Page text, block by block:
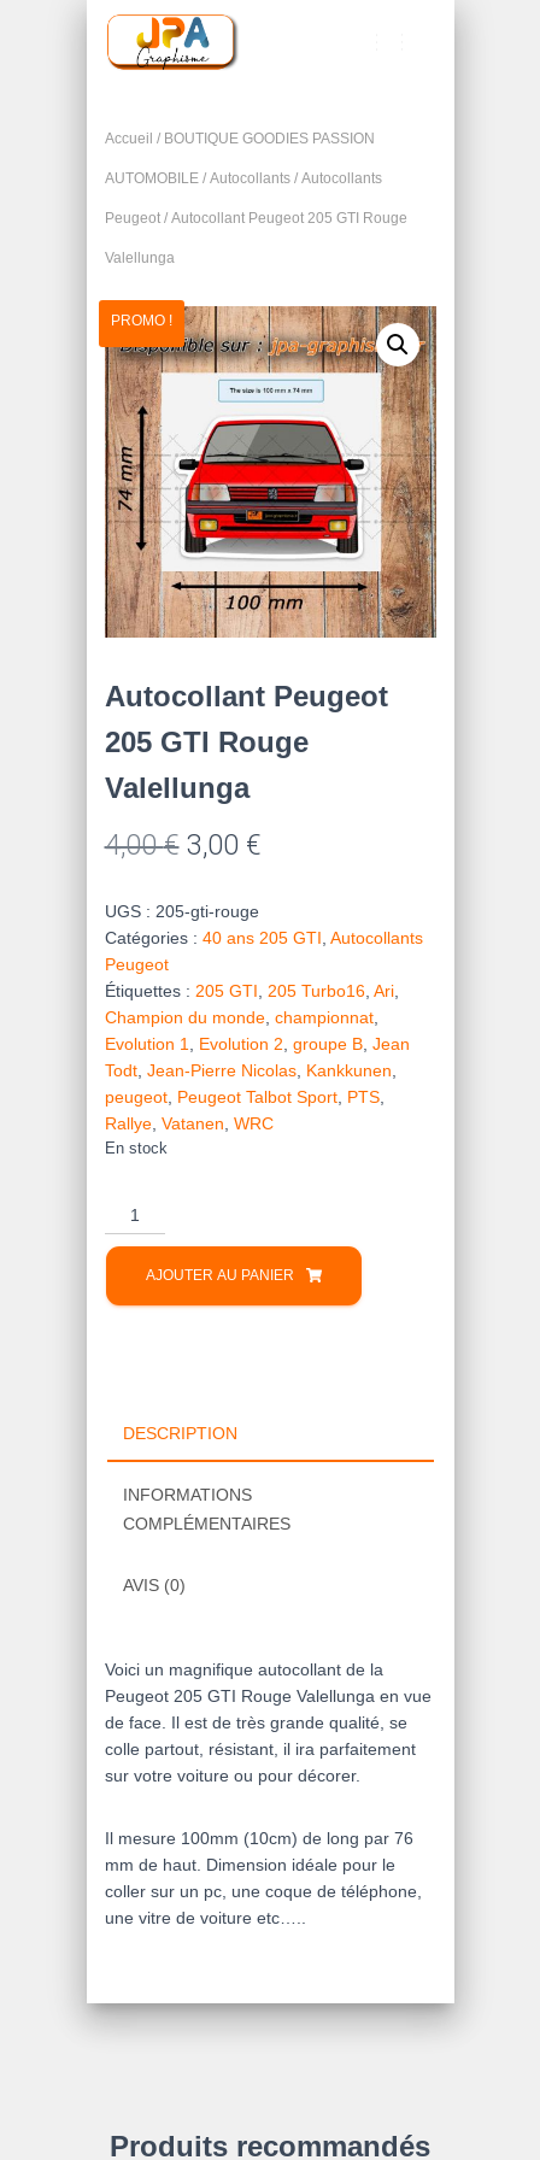
Accueil / BOUTIQUE GOODIES PASSION
AUTOMOBILE/ Autocollants/ Autocollants
Peugeot/ Autocollant Peugeot 205 GTI Rouge
Valellunga
PROMO !
Autocollant Peugeot
205 GTI Rouge
Valellunga
4,00€ Le
initial
était :
4,00 €.
3,00 €Le
actuel
est :
3,00 €.
UGS : 205-gti-rouge
Catégories : 40 ans 205 GTI Autocollants
Peugeot
Étiquettes : 205 GTI 205 Turbo16, Ari,
Champion du monde, championnat,
Evolution 1
Evolution 2 groupe B, Jean
Todt, Jean-Pierre Nicolas, Kankkunen
peugeot, Peugeot Talbot Sport, PTS,
Rallye, Vatanen WRC
En stock
quantité
de
Autocollant
AJOUTER AU PANIER
DESCRIPTION
INFORMATIONS
COMPLÉMENTAIRES
AVIS (0)
Voici un magnifique autocollant de la
Peugeot 205 GTI Rouge Valellunga en vue
de face. Il est de très grande qualité, se
colle partout, résistant, il ira parfaitement
sur votre voiture ou pour décorer.
Il mesure 100mm (10cm) de long par 76
mm de haut. Dimension idéale pour le
coller sur un pc, une coque de téléphone,
une vitre de voiture etc…..
Produits recommandés